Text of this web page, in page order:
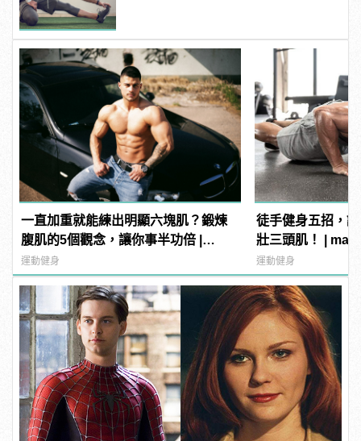
一直加重就能練出明顯六塊肌？鍛煉
腹肌的5個觀念，讓你事半功倍 |
manfashion這樣變型男
運動健身
徒手健身五招，
壯三頭肌！ |
運動健身